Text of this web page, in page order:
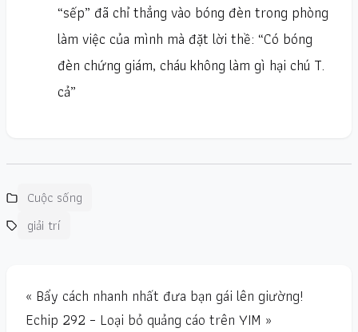
“sếp” đã chỉ thẳng vào bóng đèn trong phòng
làm việc của mình mà đặt lời thề: “Có bóng
đèn chứng giám, cháu không làm gì hại chú T.
cả”
Cuộc sống
giải trí
« Bẩy cách nhanh nhất đưa bạn gái lên giường!
Echip 292 – Loại bỏ quảng cáo trên YIM »